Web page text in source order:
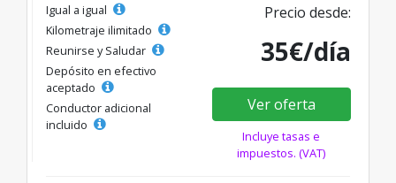
Igual a igual
Kilometraje ilimitado
Reunirse y Saludar
Depósito en efectivo
aceptado
Conductor adicional
incluido
Precio desde:
35€/día
Ver oferta
Incluye tasas e
impuestos. (VAT)